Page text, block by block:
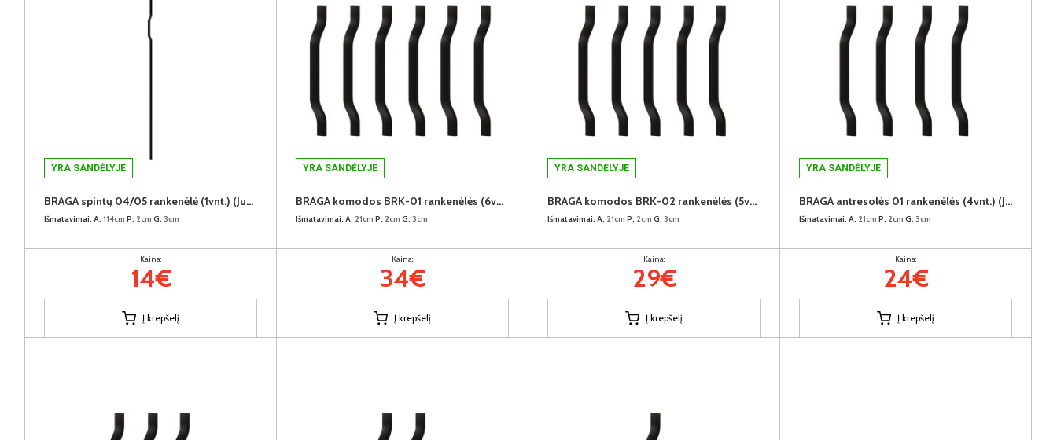
YRA SANDĖLYJE
BRAGA spintų 04/05 rankenėlė (1vnt.) (Juoda)
Išmatavimai: A: 114cm P: 2cm G: 3cm
Kaina:
14€
Į krepšelį
YRA SANDĖLYJE
BRAGA komodos BRK-01 rankenėlės (6vnt.) (Juodos)
Išmatavimai: A: 21cm P: 2cm G: 3cm
Kaina:
34€
Į krepšelį
YRA SANDĖLYJE
BRAGA komodos BRK-02 rankenėlės (5vnt.) (Juodos)
Išmatavimai: A: 21cm P: 2cm G: 3cm
Kaina:
29€
Į krepšelį
YRA SANDĖLYJE
BRAGA antresolės 01 rankenėlės (4vnt.) (Juodos)
Išmatavimai: A: 21cm P: 2cm G: 3cm
Kaina:
24€
Į krepšelį